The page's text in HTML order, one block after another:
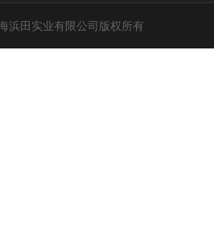
浜田实业有限公司版权所有